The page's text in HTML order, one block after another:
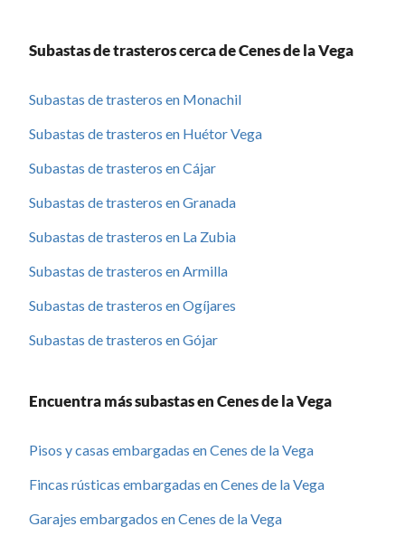
Subastas de trasteros cerca de Cenes de la Vega
Subastas de trasteros en Monachil
Subastas de trasteros en Huétor Vega
Subastas de trasteros en Cájar
Subastas de trasteros en Granada
Subastas de trasteros en La Zubia
Subastas de trasteros en Armilla
Subastas de trasteros en Ogíjares
Subastas de trasteros en Gójar
Encuentra más subastas en Cenes de la Vega
Pisos y casas embargadas en Cenes de la Vega
Fincas rústicas embargadas en Cenes de la Vega
Garajes embargados en Cenes de la Vega